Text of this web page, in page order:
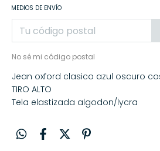
MEDIOS DE ENVÍO
No sé mi código postal
Jean oxford clasico azul oscuro
TIRO ALTO
Tela elastizada algodon/lycra